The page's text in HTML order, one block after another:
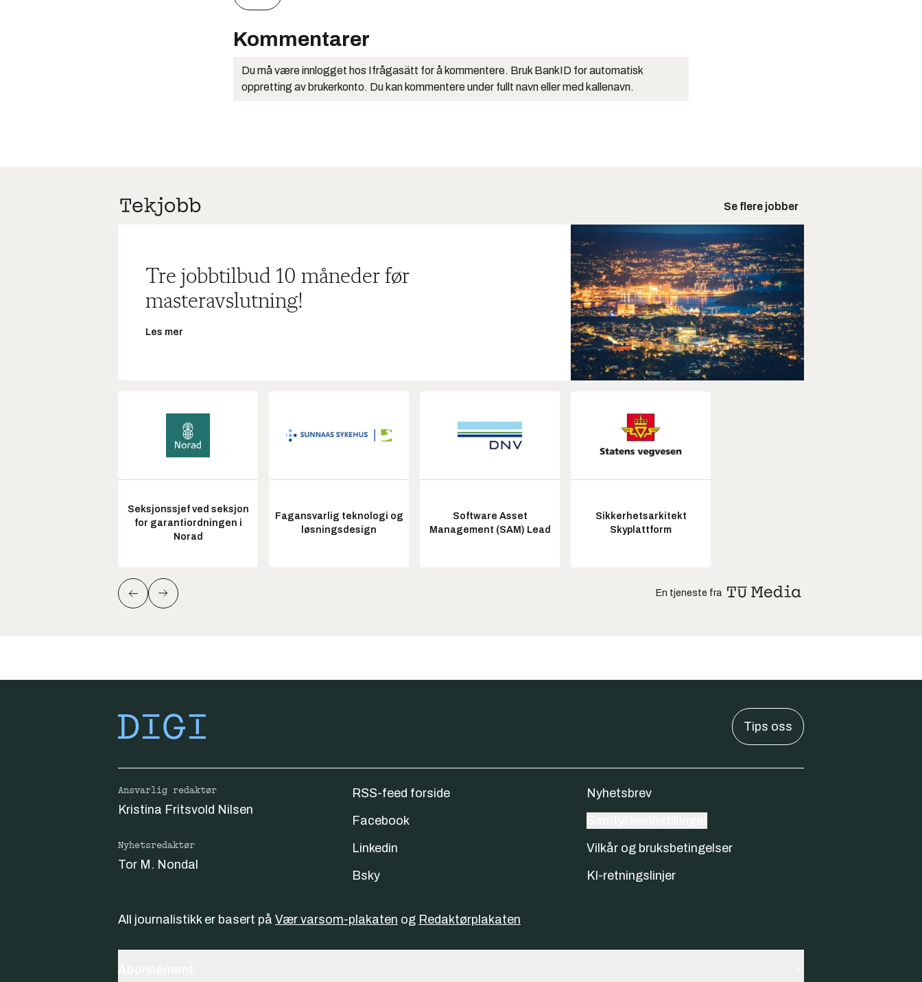
Kommentarer
Du må være innlogget hos Ifrågasätt for å kommentere. Bruk BankID for automatisk
oppretting av brukerkonto. Du kan kommentere under fullt navn eller med kallenavn.
Se flere jobber
Tre jobbtilbud 10 måneder før
masteravslutning!
Les mer
Seksjonssjef ved seksjon
for garantiordningen i
Norad
Fagansvarlig teknologi og
løsningsdesign
Software Asset
Management (SAM) Lead
Sikkerhetsarkitekt
Skyplattform
En tjeneste fra
Tips oss
Ansvarlig redaktør
Kristina Fritsvold Nilsen
Nyhetsredaktør
Tor M. Nondal
RSS-feed forside
Facebook
Linkedin
Bsky
Nyhetsbrev
Vilkår og bruksbetingelser
KI-retningslinjer
All journalistikk er basert på Vær varsom-plakaten og Redaktørplakaten